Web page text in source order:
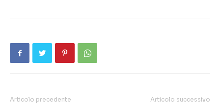
Articolo precedente Articolo successivo